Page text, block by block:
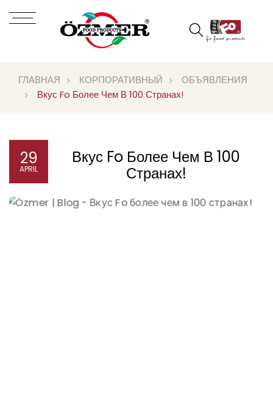
ГЛАВНАЯ КОРПОРАТИВНЫЙ
ОБЪЯВЛЕНИЯ
Вкус Fo Более Чем В 100 Странах!
29
APRIL
Вкус Fo Более Чем В 100
Странах!